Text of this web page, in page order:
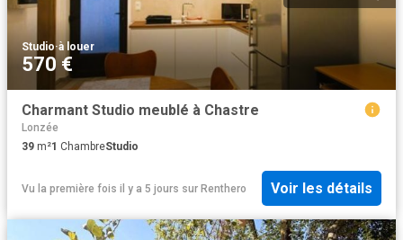
Studio·à louer
570 €
Charmant Studio meublé à Chastre
Lonzée
39 m²1 ChambreStudio
Vu la première fois il y a 5 jours sur Renthero Voir les détails